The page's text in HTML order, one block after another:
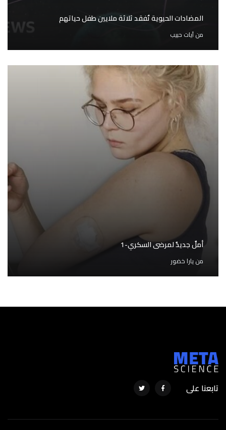
المضادات الحيوية تُفقد ثلاثة ملايين طفل حياتهم
منآيات حبيب
أملٌ جديدٌ لمرضى السكري-1
منيارا خضور
تابعنا على